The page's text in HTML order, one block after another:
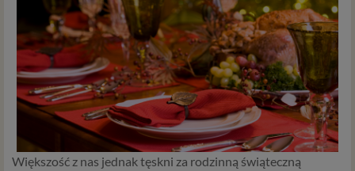
Większość z nas jednak tęskni za rodzinną świąteczną
zmian w zasadach regulujących przetwarzanie danych
osobowych, które będą miały wpływ na wiele dziedzin
życia, w tym na korzystanie z usług internetowych, takich
jak między innymi usługi serwisu Psychorada.pl. W tej
informacji przedstawiamy skrót najważniejszych
zagadnień dotyczących przetwarzania Twoich danych
osobowych, jakie może mieć miejsce po 25 maja 2018 r. w
związku z korzystaniem z naszych usług. Prosimy Cię o jej
przeczytanie, nie zajmie to więcej niż kilka minut.